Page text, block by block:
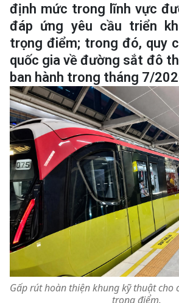
định mức trong lĩnh vực
đáp ứng yêu cầu triển
trọng điểm; trong đó, quy
quốc gia về đường sắt đô
ban hành trong tháng 7/
Gấp rút hoàn thiện khung kỹ thuật cho
trọng điểm.